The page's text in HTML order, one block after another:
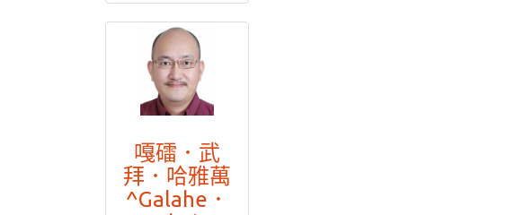
嘎礌．武
拜．哈雅萬
^Galahe．